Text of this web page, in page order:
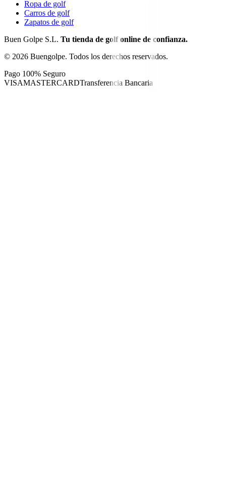
Ropa de golf
Carros de golf
Zapatos de golf
Buen Golpe S.L. Tu tienda de golf online de confianza.
© 2026 Buengolpe. Todos los derechos reservados.
Pago 100% Seguro
VISAMASTERCARDTransferencia Bancaria